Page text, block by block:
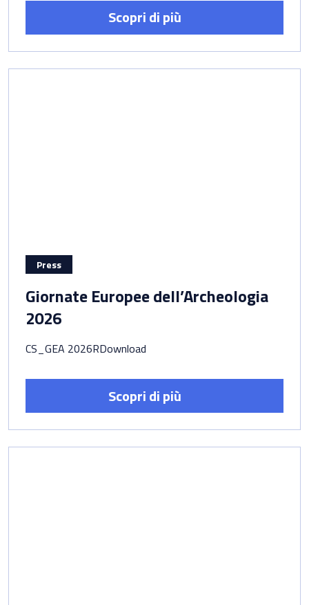
Scopri di più
Press
Giornate Europee dell’Archeologia
2026
CS_GEA 2026RDownload
Scopri di più